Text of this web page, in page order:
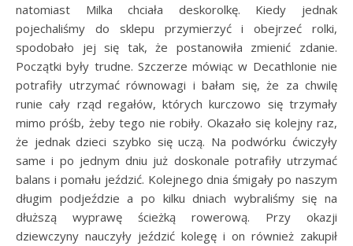
natomiast Milka chciała deskorolkę. Kiedy jednak
pojechaliśmy do sklepu przymierzyć i obejrzeć rolki,
spodobało jej się tak, że postanowiła zmienić zdanie.
Początki były trudne. Szczerze mówiąc w Decathlonie nie
potrafiły utrzymać równowagi i bałam się, że za chwilę
runie cały rząd regałów, których kurczowo się trzymały
mimo próśb, żeby tego nie robiły. Okazało się kolejny raz,
że jednak dzieci szybko się uczą. Na podwórku ćwiczyły
same i po jednym dniu już doskonale potrafiły utrzymać
balans i pomału jeździć. Kolejnego dnia śmigały po naszym
długim podjeździe a po kilku dniach wybraliśmy się na
dłuższą wyprawę ścieżką rowerową. Przy okazji
dziewczyny nauczyły jeździć kolegę i on również zakupił